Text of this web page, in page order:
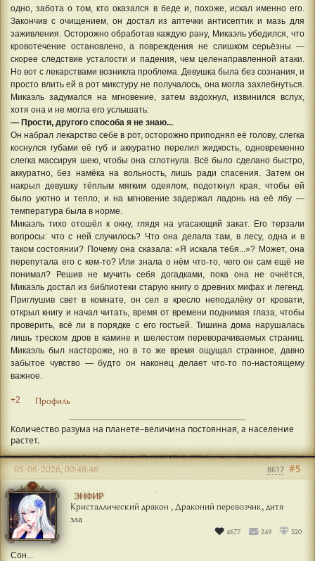
одно, забота о том, кто оказался в беде и, похоже, искал именно его.
Закончив с очищением, он достал из аптечки антисептик и мазь для
заживления. Осторожно обработав каждую рану, Микаэль убедился, что
кровотечение остановлено, а повреждения не слишком серьёзны —
скорее следствие усталости и падения, чем целенаправленной атаки.
Но вот с лекарствами возникла проблема. Девушка была без сознания, и
просто влить ей в рот микстуру не получалось, она могла захлебнуться.
Микаэль задумался на мгновение, затем вздохнул, извинился вслух,
хотя она и не могла его услышать:
— Прости, другого способа я не знаю...
Он набрал лекарство себе в рот, осторожно приподнял её голову, слегка
коснулся губами её губ и аккуратно перелил жидкость, одновременно
слегка массируя шею, чтобы она сглотнула. Всё было сделано быстро,
аккуратно, без намёка на вольность, лишь ради спасения. Затем он
накрыл девушку тёплым мягким одеялом, подоткнул края, чтобы ей
было уютно и тепло, и на мгновение задержал ладонь на её лбу —
температура была в норме.
Микаэль тихо отошёл к окну, глядя на угасающий закат. Его терзали
вопросы: что с ней случилось? Что она делала там, в лесу, одна и в
таком состоянии? Почему она сказала: «Я искала тебя...»? Может, она
перепутала его с кем‑то? Или знала о нём что‑то, чего он сам ещё не
понимал? Решив не мучить себя догадками, пока она не очнётся,
Микаэль достал из библиотеки старую книгу о древних мифах и легенд.
Приглушив свет в комнате, он сел в кресло неподалёку от кровати,
открыл книгу и начал читать, время от времени поднимая глаза, чтобы
проверить, всё ли в порядке с его гостьей. Тишина дома нарушалась
лишь треском дров в камине и шелестом переворачиваемых страниц.
Микаэль был настороже, но в то же время ощущал странное, давно
забытое чувство — будто он наконец делает что‑то по-настоящему
важное.
+2 Профиль
Количество разума на планете–величина постоянная, а население
растет.
ЭНФИР
Кристаллический дракон , Драконий перевозчик, дитя
зла
4677 249 520
#5
05-06-2026, 00:48:46 8617
Сон...